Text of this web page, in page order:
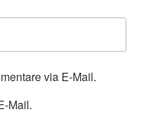
via E-Mail.
Mail.